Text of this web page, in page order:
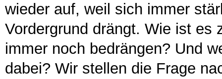
wieder auf, weil sich immer
Vordergrund drängt. Wie ist es
immer noch bedrängen? Und
dabei? Wir stellen die Frage